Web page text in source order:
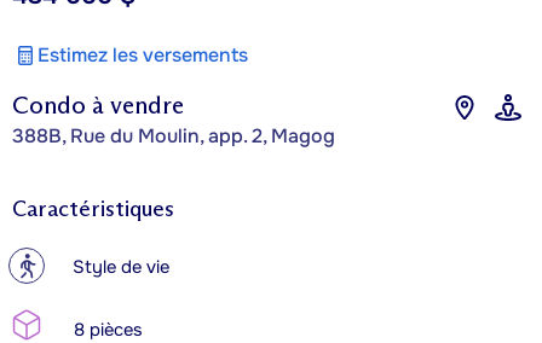
Condo à vendre
388B, Rue du Moulin, app. 2, Magog
Estimez les versements
Caractéristiques
? Style de vie
8 pièces